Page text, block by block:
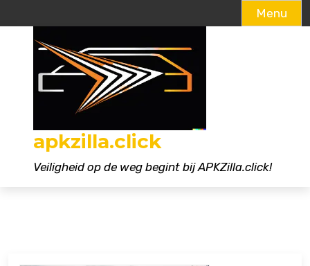
Menu
apkzilla.click
Veiligheid op de weg begint bij APKZilla.click!